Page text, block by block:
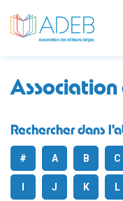
Rechercher dans
# A B C
J K L